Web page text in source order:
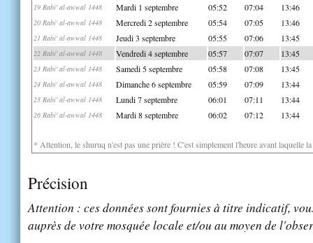
19 Rabi' al-awwal 1448 Mardi 1 septembre 05:52 07:04 13:46
20 Rabi' al-awwal 1448 Mercredi 2 septembre 05:54 07:05 13:46
21 Rabi' al-awwal 1448 Jeudi 3 septembre 05:55 07:06 13:45
22 Rabi' al-awwal 1448 Vendredi 4 septembre 05:57 07:07 13:45
23 Rabi' al-awwal 1448 Samedi 5 septembre 05:58 07:08 13:45
24 Rabi' al-awwal 1448 Dimanche 6 septembre 05:59 07:09 13:44
25 Rabi' al-awwal 1448 Lundi 7 septembre 06:01 07:11 13:44
26 Rabi' al-awwal 1448 Mardi 8 septembre 06:02 07:12 13:44
* Attention, le shuruq n'est pas une prière ! C'est simplement l'heure avant laquelle
Précision
Attention : ces données sont fournies à titre indicatif,
auprès de votre mosquée locale et/ou au moyen de